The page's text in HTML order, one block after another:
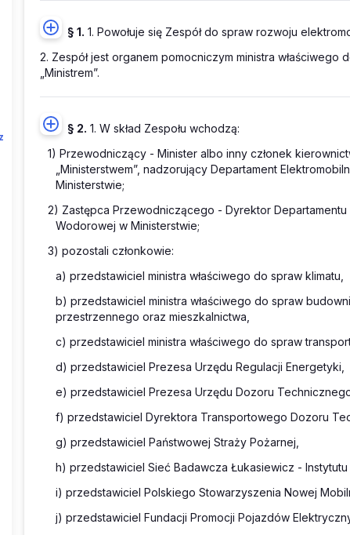
§ 1. 1. Powołuje się Zespół do spraw rozwoju
2. Zespół jest organem pomocniczym ministra
„Ministrem”.
§ 2. 1. W skład Zespołu wchodzą:
1) Przewodniczący - Minister albo inny członek
„Ministerstwem”, nadzorujący Departament
Ministerstwie;
2) Zastępca Przewodniczącego - Dyrektor
Wodorowej w Ministerstwie;
3) pozostali członkowie:
a) przedstawiciel ministra właściwego do spraw klimatu,
b) przedstawiciel ministra właściwego do spraw
przestrzennego oraz mieszkalnictwa,
c) przedstawiciel ministra właściwego do spraw
d) przedstawiciel Prezesa Urzędu Regulacji Energetyki,
e) przedstawiciel Prezesa Urzędu Dozoru
f) przedstawiciel Dyrektora Transportowego Dozoru
g) przedstawiciel Państwowej Straży Pożarnej,
h) przedstawiciel Sieć Badawcza Łukasiewicz - Instytutu
i) przedstawiciel Polskiego Stowarzyszenia Nowej
j) przedstawiciel Fundacji Promocji Pojazdów